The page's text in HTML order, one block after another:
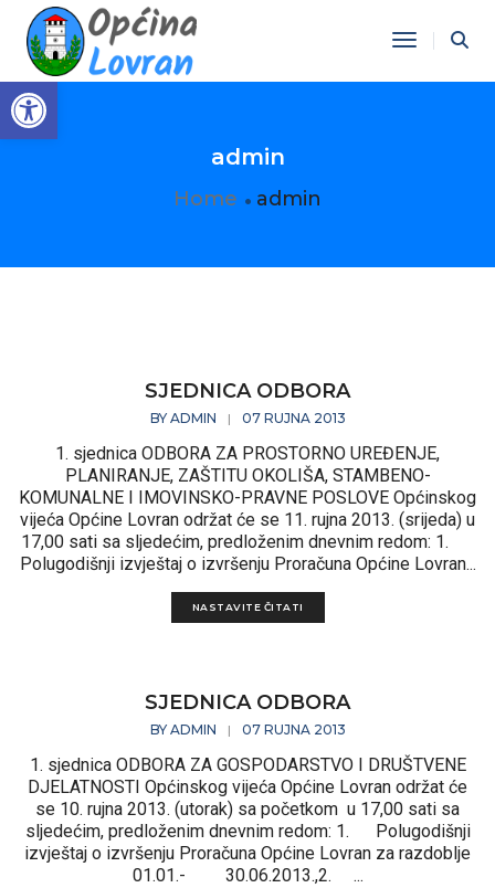
Open toolbar
Toggle
admin
Home admin
SJEDNICA ODBORA
BY ADMIN | 07 RUJNA 2013
1. sjednica ODBORA ZA PROSTORNO UREĐENJE,
PLANIRANJE, ZAŠTITU OKOLIŠA, STAMBENO-
KOMUNALNE I IMOVINSKO-PRAVNE POSLOVE Općinskog
vijeća Općine Lovran održat će se 11. rujna 2013. (srijeda) u
17,00 sati sa sljedećim, predloženim dnevnim redom: 1.
Polugodišnji izvještaj o izvršenju Proračuna Općine Lovran...
NASTAVITE ČITATI
SJEDNICA ODBORA
BY ADMIN | 07 RUJNA 2013
1. sjednica ODBORA ZA GOSPODARSTVO I DRUŠTVENE
DJELATNOSTI Općinskog vijeća Općine Lovran održat će
se 10. rujna 2013. (utorak) sa početkom u 17,00 sati sa
sljedećim, predloženim dnevnim redom: 1. Polugodišnji
izvještaj o izvršenju Proračuna Općine Lovran za razdoblje
01.01.- 30.06.2013.,2. ...